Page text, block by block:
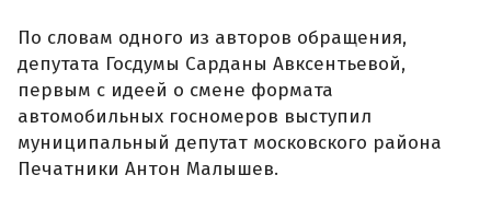
По словам одного из авторов обращения,
депутата Госдумы Сарданы Авксентьевой,
первым с идеей о смене формата
автомобильных госномеров выступил
муниципальный депутат московского района
Печатники Антон Малышев.